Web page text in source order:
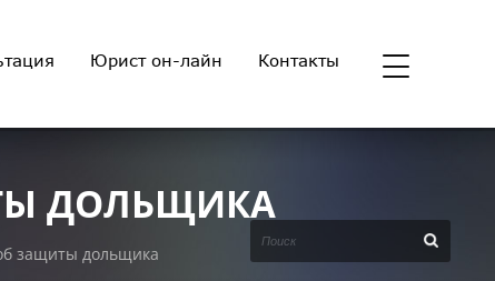
Юрист он-лайн Контакты
ДОЛЬЩИКА
защиты дольщика